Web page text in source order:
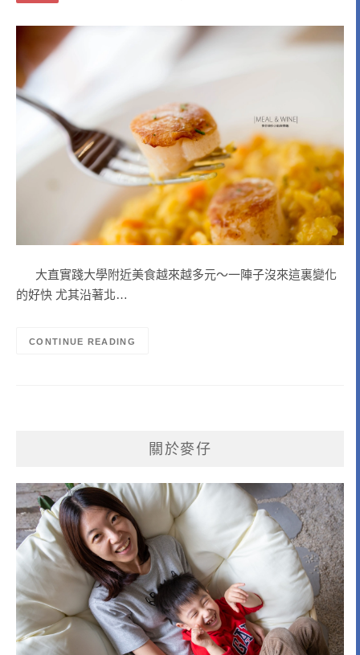
大直實踐大學附近美食越來越多元～一陣子沒來這裏變化
的好快 尤其沿著北…
CONTINUE READING
關於麥仔